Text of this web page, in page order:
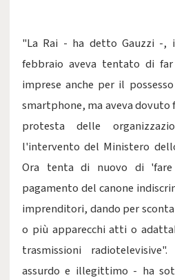
"La Rai - ha detto Gauzzi -,
febbraio aveva tentato di
imprese anche per il
smartphone, ma aveva
protesta delle
l'intervento del Ministero
Ora tenta di nuovo di 'fare
pagamento del canone
imprenditori, dando per
o più apparecchi atti o
trasmissioni
assurdo e illegittimo - ha